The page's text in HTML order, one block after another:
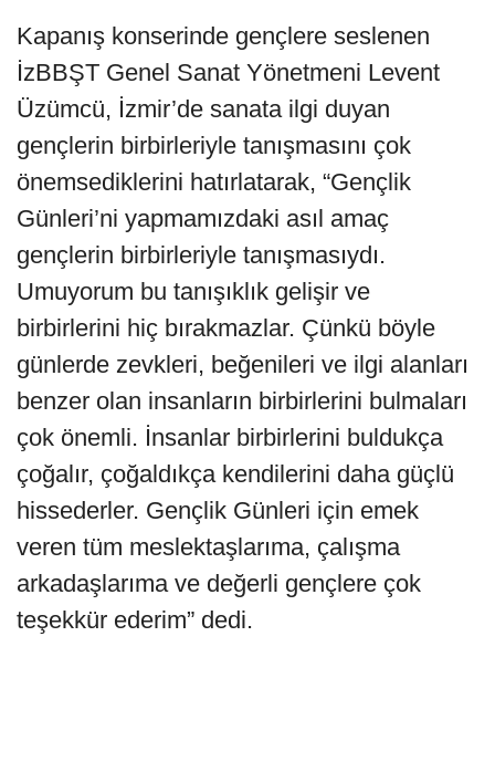
Kapanış konserinde gençlere seslenen
İzBBŞT Genel Sanat Yönetmeni Levent
Üzümcü, İzmir’de sanata ilgi duyan
gençlerin birbirleriyle tanışmasını çok
önemsediklerini hatırlatarak, “Gençlik
Günleri’ni yapmamızdaki asıl amaç
gençlerin birbirleriyle tanışmasıydı.
Umuyorum bu tanışıklık gelişir ve
birbirlerini hiç bırakmazlar. Çünkü böyle
günlerde zevkleri, beğenileri ve ilgi alanları
benzer olan insanların birbirlerini bulmaları
çok önemli. İnsanlar birbirlerini buldukça
çoğalır, çoğaldıkça kendilerini daha güçlü
hissederler. Gençlik Günleri için emek
veren tüm meslektaşlarıma, çalışma
arkadaşlarıma ve değerli gençlere çok
teşekkür ederim” dedi.